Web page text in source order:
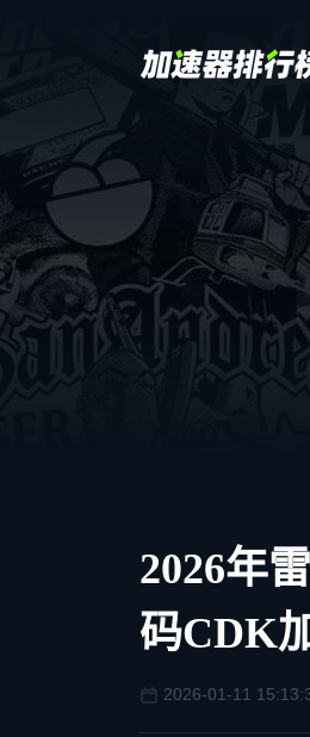
2026年
码CDK
2026-01-11